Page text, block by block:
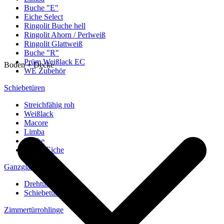
Buche "E"
Eiche Select
Ringolit Buche hell
Ringolit Ahorn / Perlweiß
Ringolit Glattweiß
Buche "R"
Prüm Weißlack EC
WE Zubehör
Schiebetüren
Streichfähig roh
Weißlack
Macore
Limba
Buche
europ. Eiche
Ganzglastüren
Drehtüren
Schiebetüren
Zimmertürrohlinge
Boden + Decke